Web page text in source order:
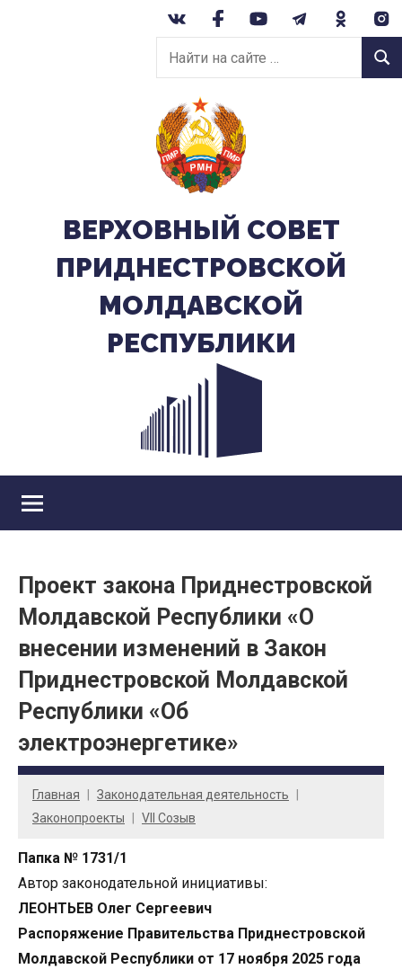
Найти
на
сайте:
ВЕРХОВНЫЙ CОВЕТ
ПРИДНЕСТРОВСКОЙ
МОЛДАВСКОЙ
РЕСПУБЛИКИ
Проект закона Приднестровской
Молдавской Республики «О
внесении изменений в Закон
Приднестровской Молдавской
Республики «Об
электроэнергетике»
Главная
Законодательная деятельность
Законопроекты
VII Созыв
Папка № 1731/1
Автор законодательной инициативы:
ЛЕОНТЬЕВ Олег Сергеевич
Распоряжение Правительства Приднестровской
Молдавской Республики от 17 ноября 2025 года